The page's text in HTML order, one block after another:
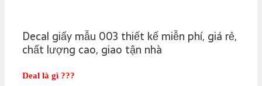
Decal giấy mẫu 003 thiết kế miễn phí, giá rẻ,
chất lượng cao, giao tận nhà
Deal là gì ???